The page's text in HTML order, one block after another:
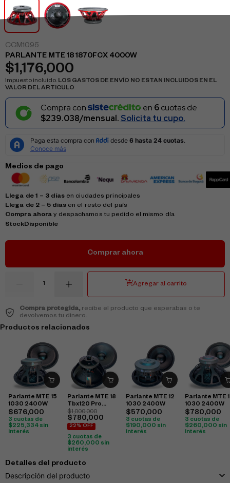
CCM1095
PARLANTE MTE 18 1870FCX 4000W
$1,176,000
Impuesto incluido. LOS GASTOS DE ENVÍO NO ESTAN INCLUIDOS EN EL
VALOR DEL ARTICULO
Compra con en 6cuotas de
$239.038/mensual. Solicita tu cupo.
Medios de pago
Llega de 1 – 3 díasen ciudades principales
Llega de 2 – 5 díasen el resto del país
Compra ahora y despachamos tu pedido el mismo día
StockDisponible
Comprar ahora
Agregar al carrito
Compra protegida,recibe el producto que esperabas o te
devolvemos tu dinero.
Productos relacionados
Parlante MTE 15
1030 2400W
$676,000
3 cuotas de
$225,334 sin
interés
Parlante MTE 18
Tbx120 Pro
2400W
$1,000,000
$ 780,000
22% OFF
3 cuotas de
$260,000 sin
interés
Parlante MTE 12
1030 2400W
$570,000
3 cuotas de
$190,000 sin
interés
Parlante MTE
1030 2400W
$ 780,000
3 cuotas de
$260,000 sin
interés
Detalles del producto
Descripción del producto